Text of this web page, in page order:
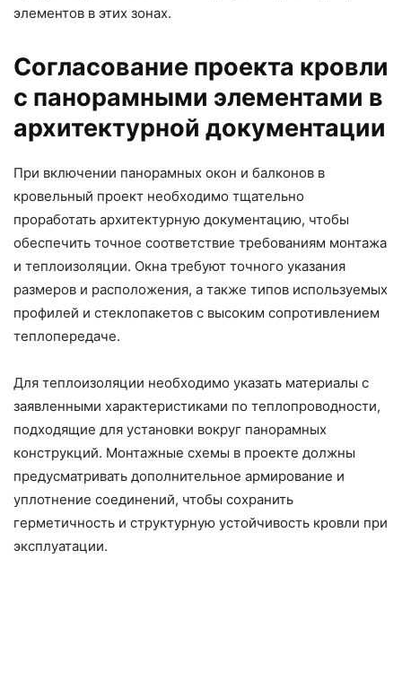
элементов в этих зонах.
Согласование проекта кровли
с панорамными элементами в
архитектурной документации
При включении панорамных окон и балконов в
кровельный проект необходимо тщательно
проработать архитектурную документацию, чтобы
обеспечить точное соответствие требованиям монтажа
и теплоизоляции. Окна требуют точного указания
размеров и расположения, а также типов используемых
профилей и стеклопакетов с высоким сопротивлением
теплопередаче.
Для теплоизоляции необходимо указать материалы с
заявленными характеристиками по теплопроводности,
подходящие для установки вокруг панорамных
конструкций. Монтажные схемы в проекте должны
предусматривать дополнительное армирование и
уплотнение соединений, чтобы сохранить
герметичность и структурную устойчивость кровли при
эксплуатации.